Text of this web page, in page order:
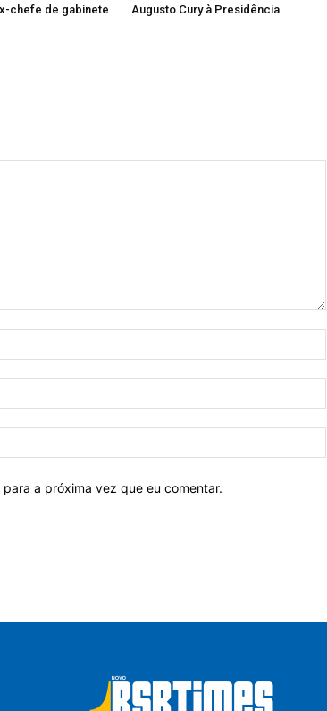
chefe de gabinete
Augusto Cury à Presidência
a próxima vez que eu comentar.